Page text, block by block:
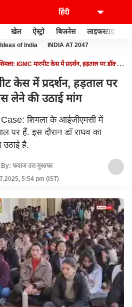
खेल ऐस्ट्रो बिजनेस लाइफस्टाइल
Ideas of India INDIA AT 2047
IGMC मारपीट केस में प्रदर्शन, हड़ताल पर डॉक्टर,
केस में प्रदर्शन, हड़ताल पर
लेने की उठाई मांग
शिमला के आईजीएमसी में
पर हैं. इस दौरान डॉ राघव का
उठाई है.
फयाज उल मुस्तफा
5:54 pm (IST)